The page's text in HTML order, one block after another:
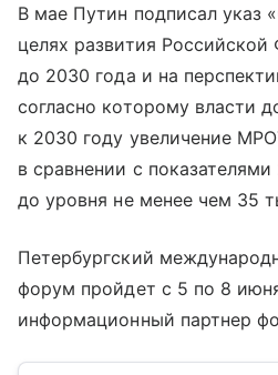
В мае Путин подписал указ
целях развития
до 2030 года и на
согласно которому власти
к 2030 году увеличение
в сравнении с
до уровня не менее чем 35
Петербургский
форум пройдет с 5 по 8
информационный партнер